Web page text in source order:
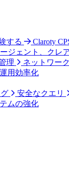
する
Claroty
ジェント、クレ
理
ネットワー
運用効率化
安全なクエリ
ムの強化